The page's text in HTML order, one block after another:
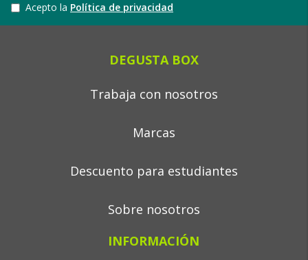
Acepto la Política de privacidad
DEGUSTA BOX
Trabaja con nosotros
Marcas
Descuento para estudiantes
Sobre nosotros
INFORMACIÓN